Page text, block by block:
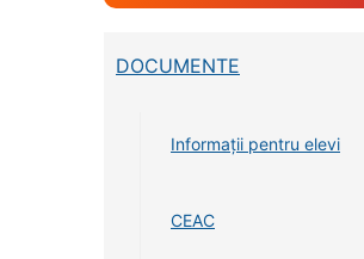
DOCUMENTE
Informații pentru elevi
CEAC